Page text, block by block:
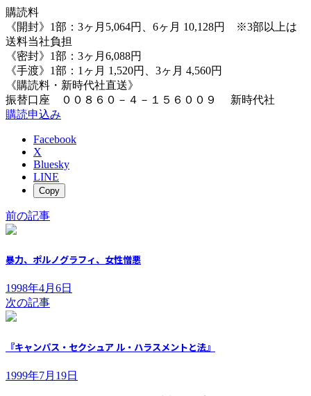
購読料
《開封》1部：3ヶ月5,064円、6ヶ月 10,128円 ※3部以上は
送料当社負担
《密封》1部：3ヶ月6,088円
《手渡》1部：1ヶ月 1,520円、3ヶ月 4,560円
《購読料・新時代社直送》
振替口座 ００８６０－４－１５６００９ 新時代社
購読申込み
Facebook
X
Bluesky
LINE
Copy
前の記事
暴力、ポルノグラフィ、女性憎悪
1998年4月6日
次の記事
『キャンパス・セクシュア ル・ハラスメントと法』
1999年7月19日